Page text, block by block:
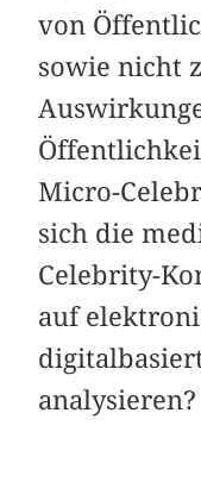
von
sowie nicht
Micro-
sich die
Celebrity-
auf
analysieren?